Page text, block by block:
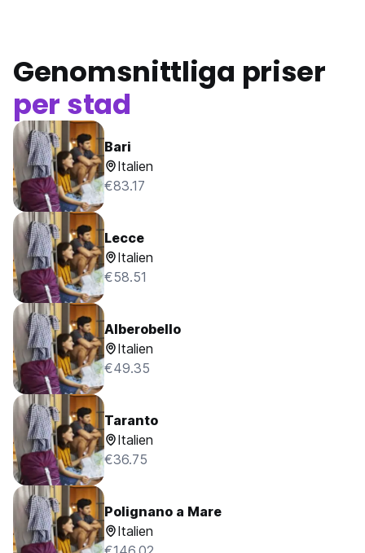
Genomsnittliga priser
per stad
Bari
Italien
€83.17
Lecce
Italien
€58.51
Alberobello
Italien
€49.35
Taranto
Italien
€36.75
Polignano a Mare
Italien